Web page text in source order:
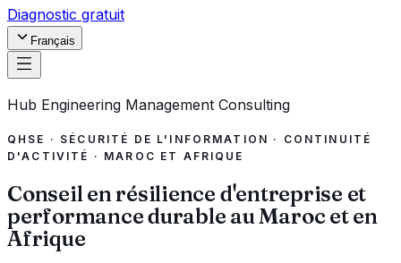
Diagnostic gratuit
Français
Hub Engineering Management Consulting
QHSE · SÉCURITÉ DE L'INFORMATION · CONTINUITÉ
D'ACTIVITÉ · MAROC ET AFRIQUE
Conseil enrésilience d'entreprise et
performance durable au Maroc et en
Afrique